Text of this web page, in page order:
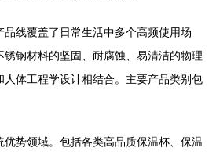
品线覆盖了日常生活中多个高频使用场
钢材料的坚固、耐腐蚀、易清洁的物理
体工程学设计相结合。主要产品类别包
优势领域。包括各类高品质保温杯、保温